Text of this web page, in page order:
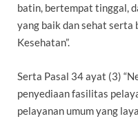
batin, bertempat tinggal,
yang baik dan sehat serta
Kesehatan”.
Serta Pasal 34 ayat (3)
penyediaan fasilitas
pelayanan umum yang